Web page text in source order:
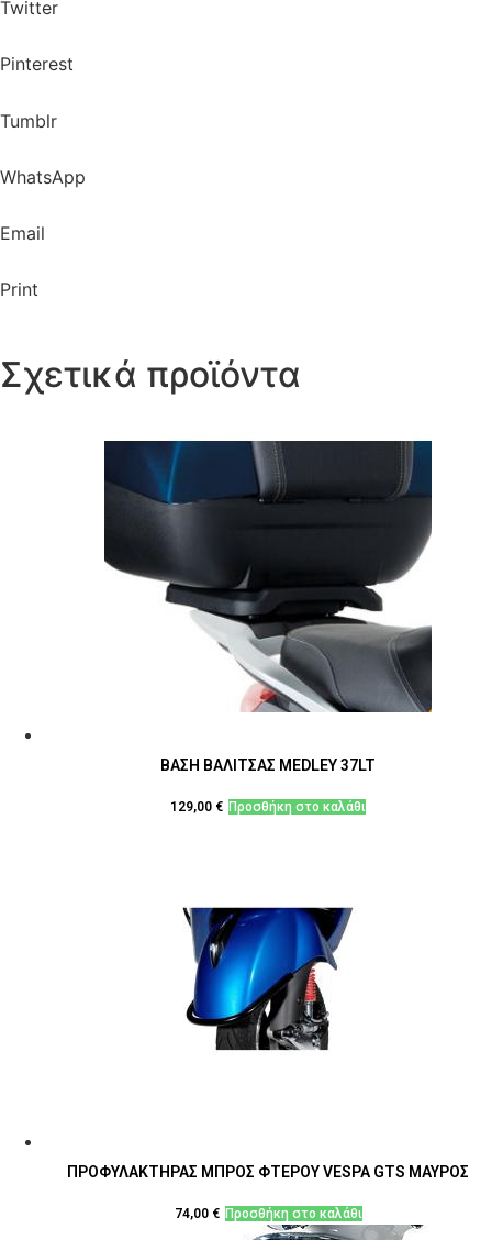
Twitter
Pinterest
Tumblr
WhatsApp
Email
Print
Σχετικά προϊόντα
ΒΑΣΗ ΒΑΛΙΤΣΑΣ MEDLEY 37LT
129,00 € Προσθήκη στο καλάθι
ΠΡΟΦΥΛΑΚΤΗΡΑΣ ΜΠΡΟΣ ΦΤΕΡΟΥ VESPA GTS ΜΑΥΡΟΣ
74,00 € Προσθήκη στο καλάθι